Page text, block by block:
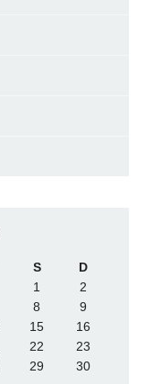
S
D
1
2
8
9
15
16
22
23
29
30